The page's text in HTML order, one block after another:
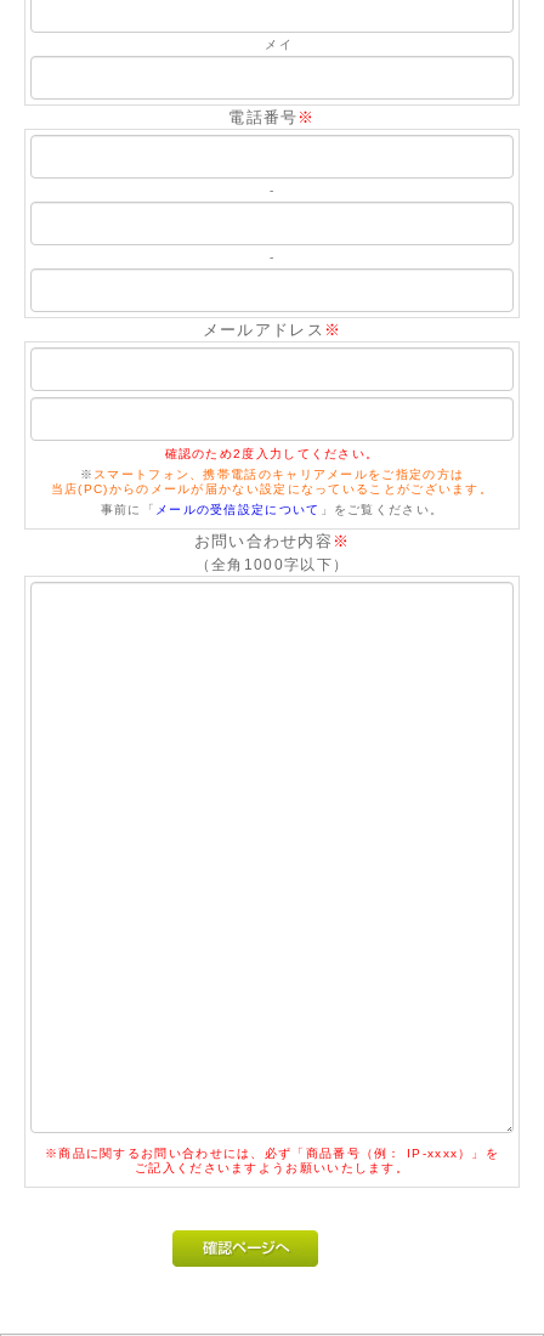
メイ
電話番号 ※
-
-
メールアドレス ※
確認のため2度入力してください。
※ スマートフォン、携帯電話のキャリアメールをご指定の方は
当店(PC)からのメールが届かない設定になっていることがございます。
事前に「 メールの受信設定について 」をご覧ください。
お問い合わせ内容 ※
（全角1000字以下）
※商品に関するお問い合わせには、必ず「商品番号（例： IP-xxxx）」を
ご記入くださいますようお願いいたします。